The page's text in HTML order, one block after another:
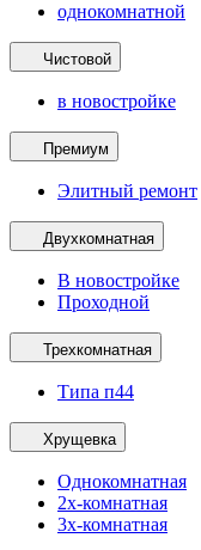
однокомнатной
Чистовой
в новостройке
Премиум
Элитный ремонт
Двухкомнатная
В новостройке
Проходной
Трехкомнатная
Типа п44
Хрущевка
Однокомнатная
2х-комнатная
3х-комнатная